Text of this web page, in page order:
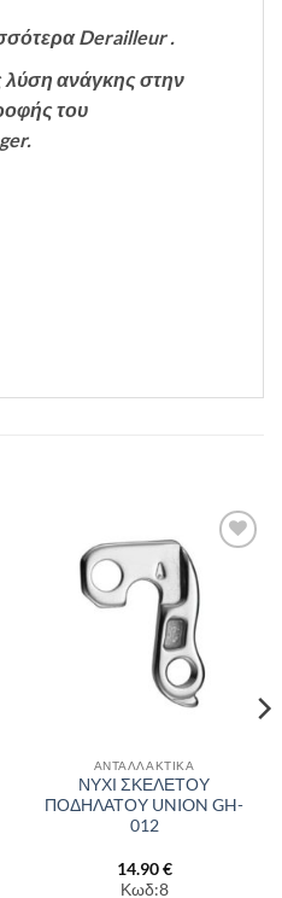
Derailleur .
λύση ανάγκης στην
του
Πρόσθήκη
στην λίστα
επιθυμιών
ΑΝΤΑΛΛΑΚΤΙΚΑ
ΝΥΧΙ ΣΚΕΛΕΤΟΥ
ΠΟΔΗΛΑΤΟΥ UNION GH-
012
14.90€
Κωδ:8